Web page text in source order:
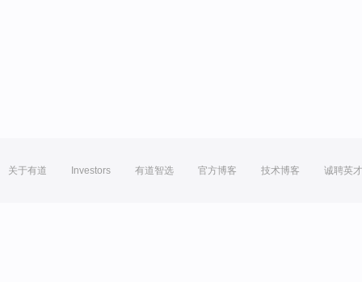
关于有道 Investors 有道智选 官方博客 技术博客 诚聘英才